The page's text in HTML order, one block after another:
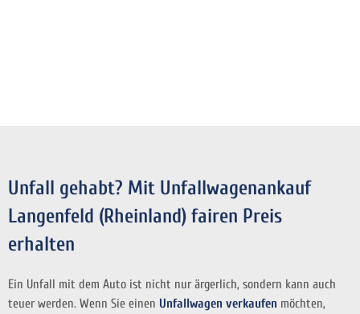
Unfall gehabt? Mit Unfallwagenankauf
Langenfeld (Rheinland) fairen Preis
erhalten
Ein Unfall mit dem Auto ist nicht nur ärgerlich, sondern kann auch
teuer werden. Wenn Sie einen Unfallwagen verkaufen möchten,